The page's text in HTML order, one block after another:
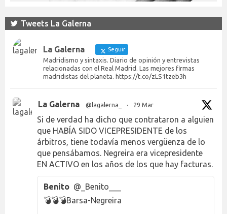
Tweets La Galerna
La Galerna Seguir
Madridismo y sintaxis. Diario de opinión y entrevistas
relacionadas con el Real Madrid. Las mejores firmas
madridistas del planeta. https://t.co/zLS1tzeb3h
La Galerna @lagalerna_ · 29 Mar
Si de verdad ha dicho que contrataron a alguien
que HABÍA SIDO VICEPRESIDENTE de los
árbitros, tiene todavía menos vergüenza de lo
que pensábamos. Negreira era vicepresidente
EN ACTIVO en los años de los que hay facturas.
Benito @_Benito___
💣💣💣Barsa-Negreira